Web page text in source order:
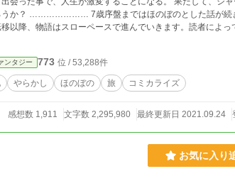
ますが、7歳中
以降、物語はスローペースで進んでいきます。読者によっ
う方もおられるかもしれません。のんびりした気持ちで読
ンタジー 773 位 / 53,288件
やらかし ほのぼの 旅 コミカライズ
感想数 1,911 文字数 2,295,980 最終更新日 2021.09.24
お気に入り